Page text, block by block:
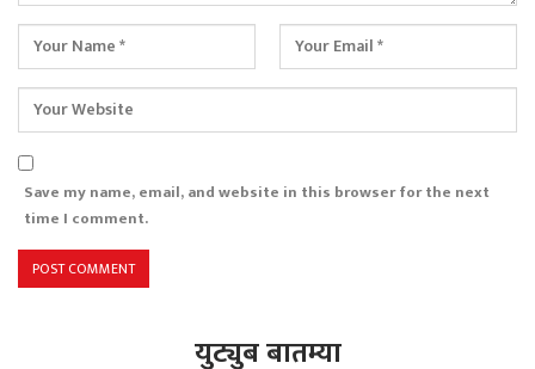
Save my name, email, and website in this browser for the next
time I comment.
युट्युब बातम्या